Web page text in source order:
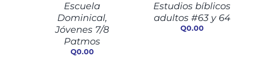
DETALLESEscuela
Dominical,
Jóvenes 7/8
Patmos
Q0.00
DETALLES
Estudios bíblicos
adultos #63 y 64
Q0.00